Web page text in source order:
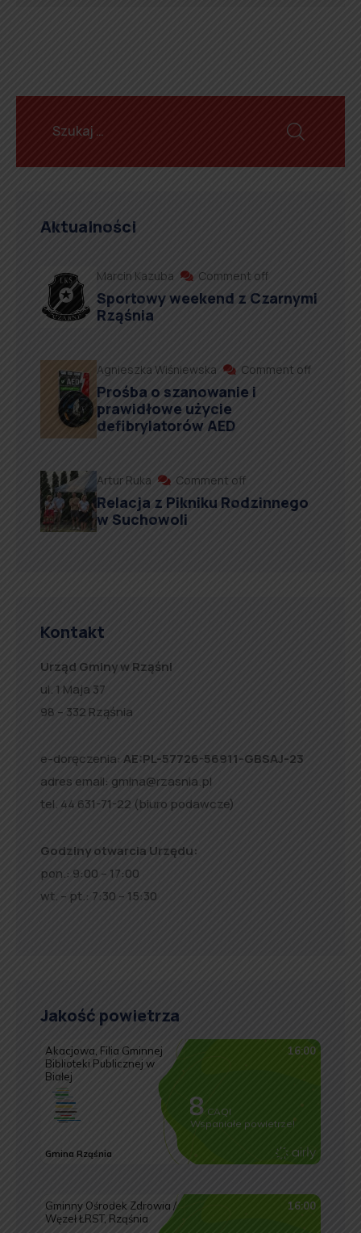
Aktualności
Marcin Kazuba Comment off
Sportowy weekend z Czarnymi
Rząśnia
Agnieszka Wiśniewska Comment off
Prośba o szanowanie i
prawidłowe użycie
defibrylatorów AED
Artur Ruka Comment off
Relacja z Pikniku Rodzinnego
w Suchowoli
Kontakt
Urząd Gminy w Rząśni
ul. 1 Maja 37
98 – 332 Rząśnia
e-doręczenia: AE:PL-57726-56911-GBSAJ-23
adres email: gmina@rzasnia.pl
tel. 44 631-71-22 (biuro podawcze)
Godziny otwarcia Urzędu:
pon.: 9:00 – 17:00
wt. – pt.: 7:30 – 15:30
Jakość powietrza